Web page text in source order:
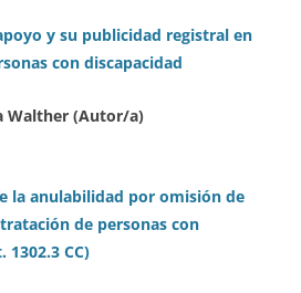
y su publicidad registral en
con discapacidad
Walther (Autor/a)
la anulabilidad por omisión de
de personas con
1302.3 CC)